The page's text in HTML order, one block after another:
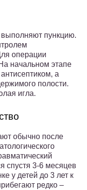
пункцию.
операции
начальном этапе
а
полости.
игла.
обычно после
спустя 3-6 месяцев
у детей до 3 лет к
редко –